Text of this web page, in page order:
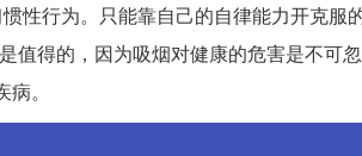
性行为。只能靠自己的自律能力开克
值得的，因为吸烟对健康的危害是不可
。